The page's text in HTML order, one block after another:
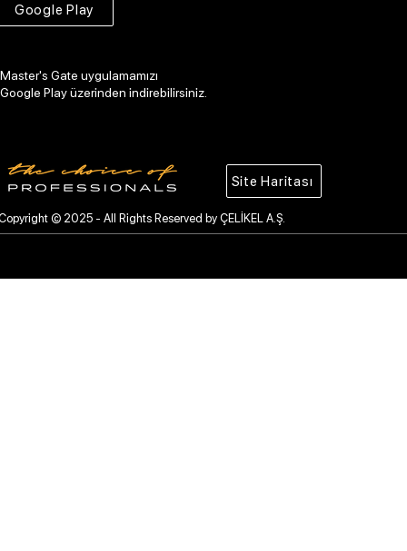
Google Play
Master's Gate uygulamamızı
Google Play üzerinden indirebilirsiniz.
Site Haritası
© 2025 - All Rights Reserved by ÇELİKEL A.Ş.